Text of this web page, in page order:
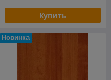
Купить
Новинка